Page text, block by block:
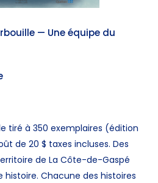
— Une équipe du
tiré à 350 exemplaires (édition
de 20 $ taxes incluses. Des
de La Côte-de-Gaspé
Chacune des histoires